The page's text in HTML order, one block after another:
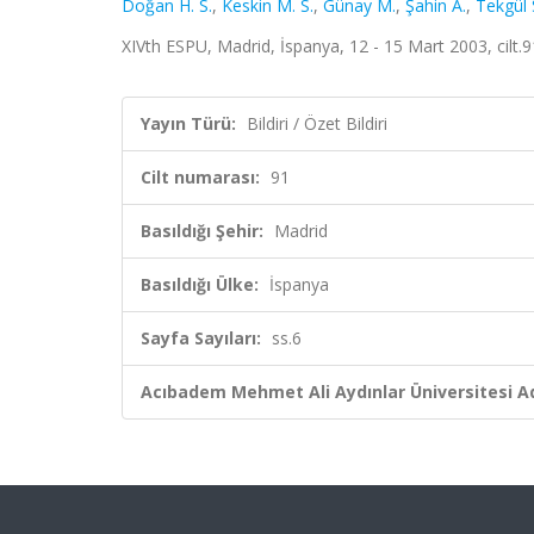
Doğan H. S., Keskin M. S., Günay M., Şahin A., Tekgül
XIVth ESPU, Madrid, İspanya, 12 - 15 Mart 2003,
Yayın Türü: Bildiri / Özet Bildiri
Cilt numarası: 91
Basıldığı Şehir: Madrid
Basıldığı Ülke: İspanya
Sayfa Sayıları: ss.6
Acıbadem Mehmet Ali Aydınlar Üniversitesi